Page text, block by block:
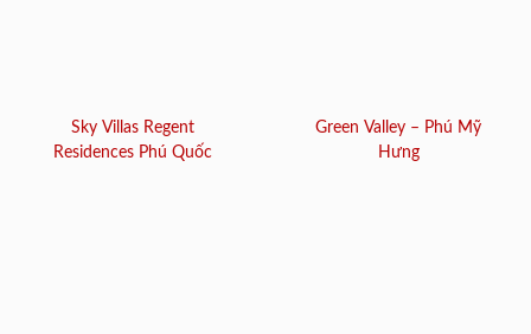
Sky Villas Regent
Residences Phú Quốc
Green Valley – Phú Mỹ
Hưng